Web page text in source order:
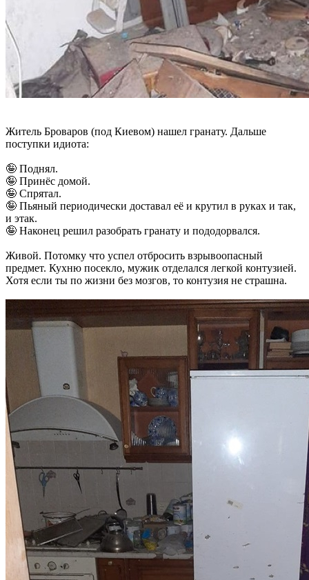
Житель Броваров (под Киевом) нашел гранату. Дальше
поступки идиота:
🤪 Поднял.
🤪 Принёс домой.
🤪 Спрятал.
🤪 Пьяный периодически доставал её и крутил в руках и так,
и этак.
🤪 Наконец решил разобрать гранату и пододорвался.
Живой. Потомку что успел отбросить взрывоопасный
предмет. Кухню посекло, мужик отделался легкой контузией.
Хотя если ты по жизни без мозгов, то контузия не страшна.